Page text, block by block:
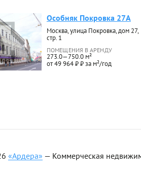
Особняк Покровка 27А
Москва, улица Покровка, дом 27,
стр. 1
ПОМЕЩЕНИЯ В АРЕНДУ
273.0—750.0 м²
от 49 964 ₽ ₽ за м²/год
«Ардера» — Коммерческая